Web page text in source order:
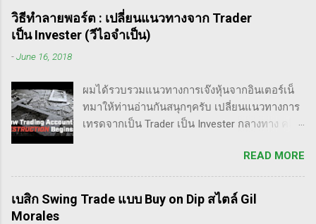
วิธีทำลายพอร์ต : เปลี่ยนแนวทางจาก Trader
เป็น Invester (วีไอจำเป็น)
-June 16, 2018
ผมได้รวบรวมแนวทางการเจ๊งหุ้นจากอินเตอร์เน็
ทมาให้ท่านอ่านกันสนุกๆครับ เปลี่ยนแนวทางการ
เทรดจากเป็น Trader เป็น Invester กลางทาง คลิป
เป็น Trader แล้วต่อมาก็เปลี่ยนใจอยากเป็น
Invester ไปซะงั้น เผื่อใครไม่เข้าใจ Trader คือ
ลักษณะการเทรดที่ ไม่ถือยาว ซื้อแล้วขายในระยะ
เวลาหนึ่ง ที่สำคัญความเป็นเทรดเดอร์คือ การ
READ MORE
เบสิก Swing Trade แบบ Buy on Dip สไตล์ Gil
Morales